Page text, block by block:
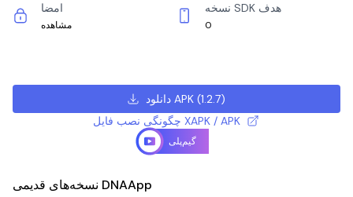
امضا
مشاهده
نسخه SDK هدف
0
دانلود APK (1.2.7)
چگونگی نصب فایل XAPK / APK
گیم‌پلی
نسخه‌های قدیمی DNAApp